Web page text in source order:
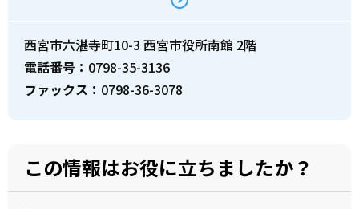
西宮市六湛寺町10-3 西宮市役所南館 2階
電話番号： 0798-35-3136
ファックス： 0798-36-3078
この情報はお役に立ちましたか？